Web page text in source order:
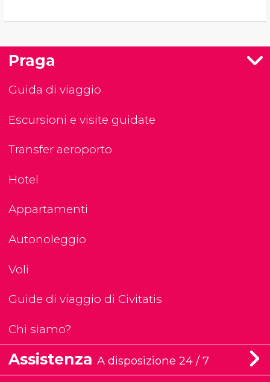
Praga
Guida di viaggio
Escursioni e visite guidate
Transfer aeroporto
Hotel
Appartamenti
Autonoleggio
Voli
Guide di viaggio di Civitatis
Chi siamo?
Assistenza A disposizione 24 / 7